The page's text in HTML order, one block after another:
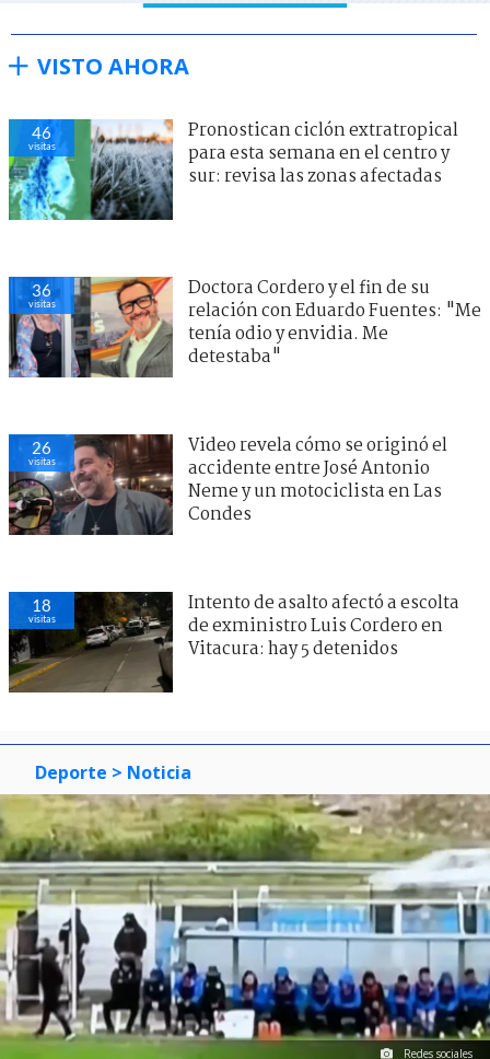
VISTO AHORA
46
visitas
Pronostican ciclón extratropical
para esta semana en el centro y
sur: revisa las zonas afectadas
36
visitas
Doctora Cordero y el fin de su
relación con Eduardo Fuentes: "Me
tenía odio y envidia. Me
detestaba"
26
visitas
Video revela cómo se originó el
accidente entre José Antonio
Neme y un motociclista en Las
Condes
18
visitas
Intento de asalto afectó a escolta
de exministro Luis Cordero en
Vitacura: hay 5 detenidos
Deporte > Noticia
Redes sociales